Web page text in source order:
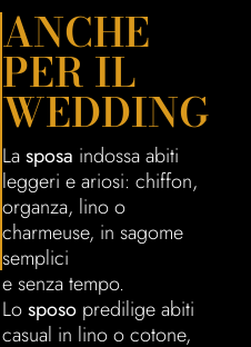
ANCHE
PER IL
WEDDING
Lasposa indossa abiti
leggeri e ariosi: chiffon,
organza, lino o
charmeuse, in sagome
semplici
e senza tempo.
Losposopredilige abiti
casual in lino o cotone,